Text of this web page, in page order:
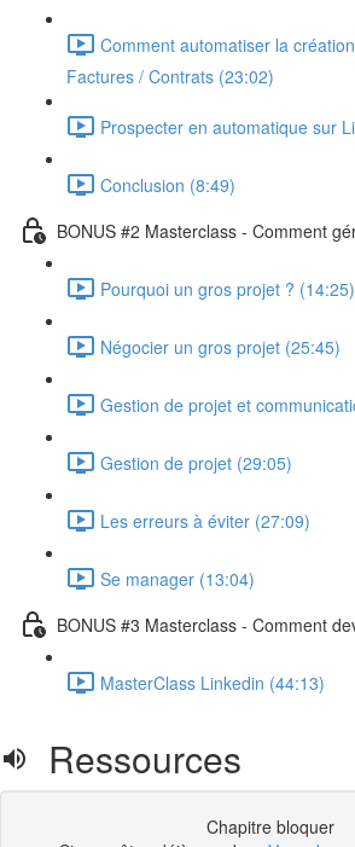
Comment automatiser la
Factures / Contrats (23:02)
Prospecter en automatique sur
Conclusion (8:49)
BONUS #2 Masterclass - Comment
Pourquoi un gros projet ? (14:25)
Négocier un gros projet (25:45)
Gestion de projet et
Gestion de projet (29:05)
Les erreurs à éviter (27:09)
Se manager (13:04)
BONUS #3 Masterclass - Comment
MasterClass Linkedin (44:13)
Ressources
Chapitre bloquer